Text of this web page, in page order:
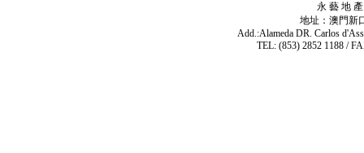
永 藝 地
地址：澳門新
Add.:Alameda DR. Carlos
TEL: (853) 2852 1188 /